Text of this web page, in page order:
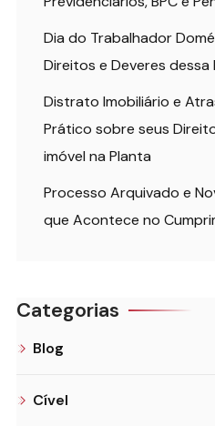
Dia do Trabalhador
Direitos e Deveres dessa
Distrato Imobiliário e
Prático sobre seus
imóvel na Planta
Processo Arquivado e
que Acontece no
Categorias
Blog
Cível